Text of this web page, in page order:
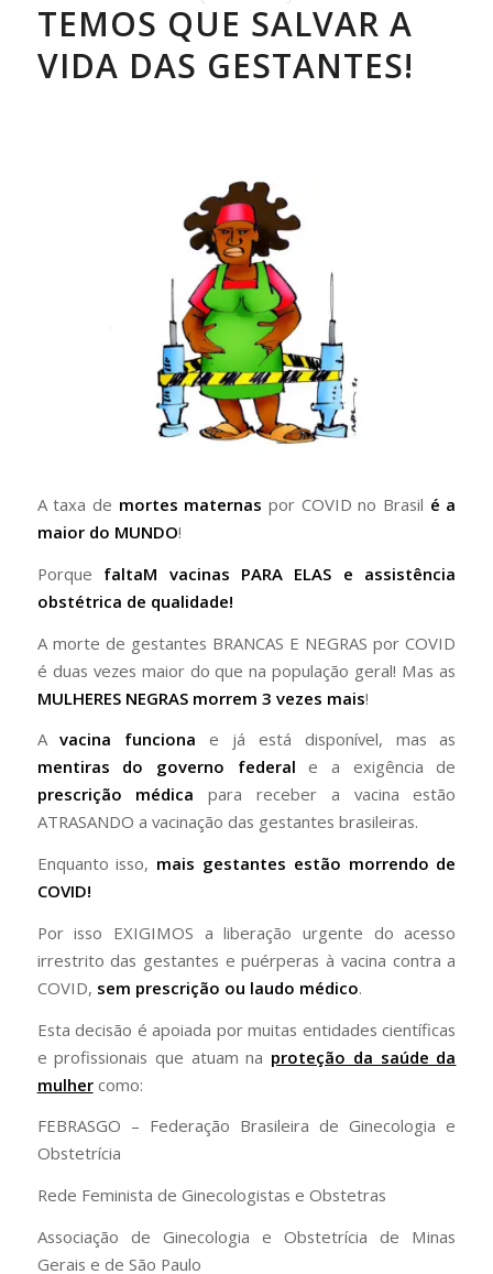
TEMOS QUE SALVAR A
VIDA DAS GESTANTES!
A taxa de mortes maternas por COVID no Brasil é a
maior do MUNDO!
Porque faltaM vacinas PARA ELAS e assistência
obstétrica de qualidade!
A morte de gestantes BRANCAS E NEGRAS por COVID
é duas vezes maior do que na população geral! Mas as
MULHERES NEGRAS morrem 3 vezes mais!
Avacina funciona e já está disponível, mas as
mentiras do governo federal e a exigência de
prescrição médica para receber a vacina estão
ATRASANDO a vacinação das gestantes brasileiras.
Enquanto isso, mais gestantes estão morrendo de
COVID!
Por isso EXIGIMOS a liberação urgente do acesso
irrestrito das gestantes e puérperas à vacina contra a
COVID, sem prescrição ou laudo médico.
Esta decisão é apoiada por muitas entidades científicas
e profissionais que atuam na proteção da saúde da
mulhercomo:
FEBRASGO – Federação Brasileira de Ginecologia e
Obstetrícia
Rede Feminista de Ginecologistas e Obstetras
Associação de Ginecologia e Obstetrícia de Minas
Gerais e de São Paulo